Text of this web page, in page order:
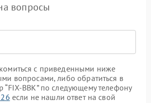
вопросы
с приведенными ниже
вопросами, либо обратиться в
“FIX-BBK” по следующему телефону
если не нашли ответ на свой